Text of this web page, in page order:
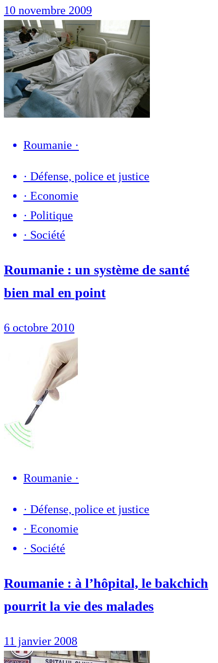
10 novembre 2009
Roumanie ·
· Défense, police et justice
· Economie
· Politique
· Société
Roumanie : un système de santé
bien mal en point
6 octobre 2010
Roumanie ·
· Défense, police et justice
· Economie
· Société
Roumanie : à l’hôpital, le bakchich
pourrit la vie des malades
11 janvier 2008